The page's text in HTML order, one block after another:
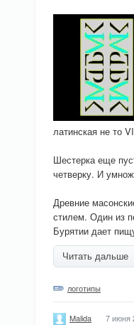
латинская не то
Шестерка еще
четверку. И
Древние
стилем. Один из
Бурятии дает
Читать дальше
логотипы
Malida 7 июня